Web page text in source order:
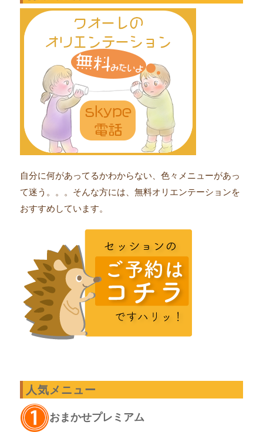
自分に何があってるかわからない、色々メニューがあっ
て迷う。。。そんな方には、無料オリエンテーションを
おすすめしています。
人気メニュー
おまかせプレミアム